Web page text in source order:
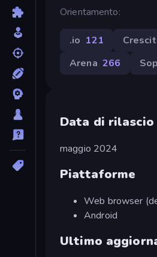
Orientamento
.io 121
Arena 266
Data di rilascio
maggio 2024
Piattaforme
Web browser
Android
Ultimo